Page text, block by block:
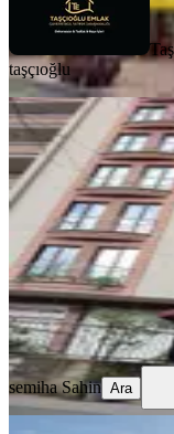
taşçıoğlu
BALKONLU
Acil
3+1
semiha Sahin
Ara
semiha Sahin Ara